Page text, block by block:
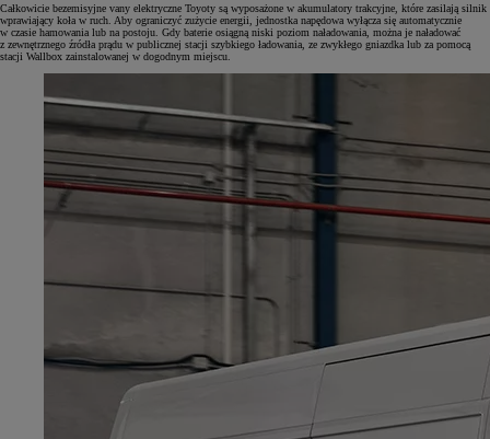
Całkowicie bezemisyjne vany elektryczne Toyoty są wyposażone w akumulatory trakcyjne, które zasilają silnik
wprawiający koła w ruch. Aby ograniczyć zużycie energii, jednostka napędowa wyłącza się automatycznie
w czasie hamowania lub na postoju. Gdy baterie osiągną niski poziom naładowania, można je naładować
z zewnętrznego źródła prądu w publicznej stacji szybkiego ładowania, ze zwykłego gniazdka lub za pomocą
stacji Wallbox zainstalowanej w dogodnym miejscu.